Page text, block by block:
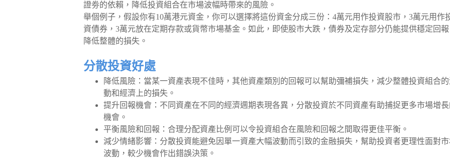
證劵的依賴，降低投資組合在市場波幅時帶來的風險。
舉個例子，假設你有10萬港元資金，你可以選擇將這份資金分成三份：4萬元用作投資股市，3萬元用作
資債券，3萬元放在定期存款或貨幣市場基金。如此，即使股市大跌，債券及定存部分仍能提供穩定回報
降低整體的損失。
分散投資好處
降低風險：當某一資產表現不佳時，其他資產類別的回報可以幫助彌補損失，減少整體投資組合的
動和經濟上的損失。
提升回報機會：不同資產在不同的經濟週期表現各異，分散投資於不同資產有助捕捉更多市場增長
機會。
平衡風險和回報：合理分配資產比例可以令投資組合在風險和回報之間取得更佳平衡。
減少情緒影響：分散投資能避免因單一資產大幅波動而引致的金融損失，幫助投資者更理性面對
波動，較少機會作出錯誤決策。